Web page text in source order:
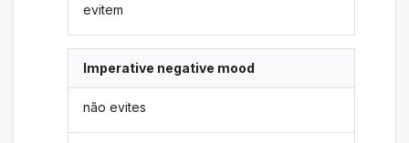
evitem
Imperative negative mood
não evites